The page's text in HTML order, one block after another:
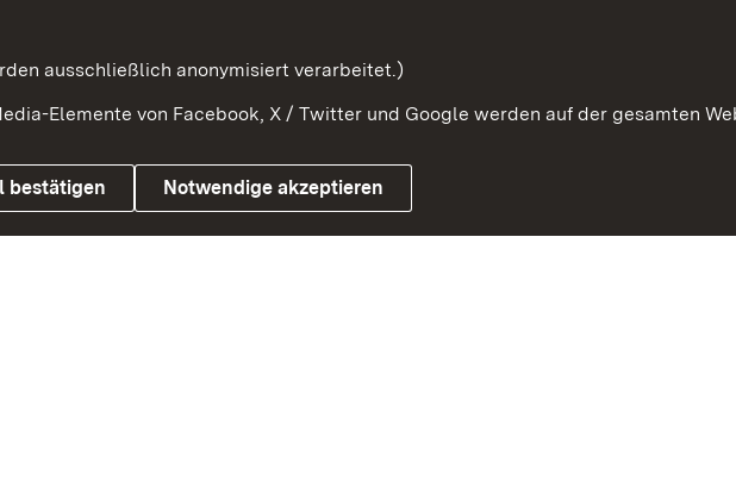
Impressum Kontakt
ausschließlich anonymisiert verarbeitet.)
Elemente von Facebook, X / Twitter und Google werden auf der gesamten
bestätigen Notwendige akzeptieren